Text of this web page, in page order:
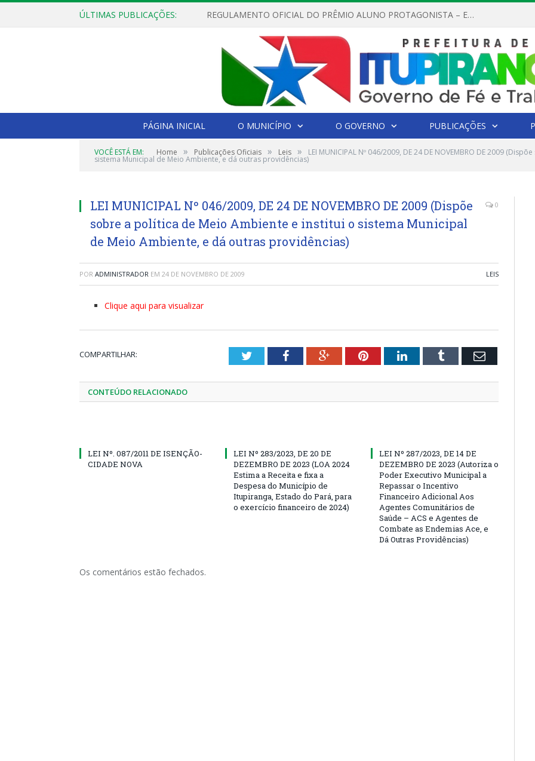
ÚLTIMAS PUBLICAÇÕES: REGULAMENTO OFICIAL DO PRÊMIO ALUNO PROTAGONISTA – EDIÇÃO 2026
PÁGINA INICIAL O MUNICÍPIO O GOVERNO PUBLICAÇÕES
VOCÊ ESTÁ EM: Home » Publicações Oficiais » Leis » LEI MUNICIPAL Nº 046/2009, DE 24 DE NOVEMBRO DE 2009
sistema Municipal de Meio Ambiente, e dá outras providências)
LEI MUNICIPAL Nº 046/2009, DE 24 DE NOVEMBRO DE 2009 (Dispõe
sobre a política de Meio Ambiente e institui o sistema Municipal
de Meio Ambiente, e dá outras providências)
0
POR ADMINISTRADOR EM 24 DE NOVEMBRO DE 2009 LEIS
Clique aqui para visualizar
COMPARTILHAR: TwitterFacebookGoogle+PinterestLinkedInTumblr Email
CONTEÚDO RELACIONADO
LEI Nº. 087/2011 DE ISENÇÃO-
CIDADE NOVA
LEI Nº 283/2023, DE 20 DE
DEZEMBRO DE 2023 (LOA 2024
Estima a Receita e fixa a
Despesa do Município de
Itupiranga, Estado do Pará, para
o exercício financeiro de 2024)
LEI Nº 287/2023, DE 14 DE
DEZEMBRO DE 2023 (Autoriza o
Poder Executivo Municipal a
Repassar o Incentivo
Financeiro Adicional Aos
Agentes Comunitários de
Saúde – ACS e Agentes de
Combate as Endemias Ace, e
Dá Outras Providências)
Os comentários estão fechados.